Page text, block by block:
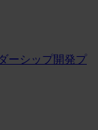
ーシップ開発プ